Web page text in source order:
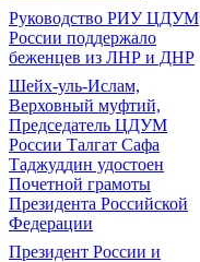
Руководство РИУ ЦДУМ
России поддержало
беженцев из ЛНР и ДНР
Шейх-уль-Ислам,
Верховный муфтий,
Председатель ЦДУМ
России Талгат Сафа
Таджуддин удостоен
Почетной грамоты
Президента Российской
Федерации
Президент России и